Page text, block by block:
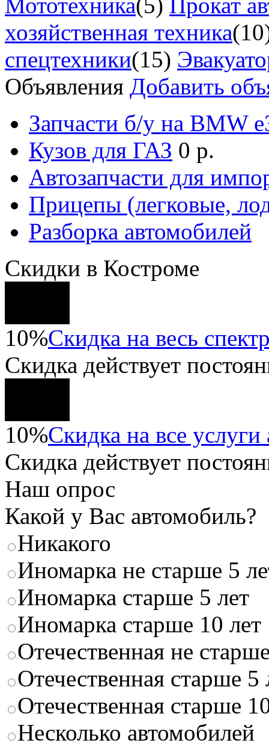
хозяйственная техника
спецтехники(15)
Объявления Добавить
Запчасти б/у на BMW
Кузов для ГАЗ 0 р.
Автозапчасти для
Прицепы (легковые,
Разборка автомобилей
Скидки в Костроме
10%Скидка на весь
Скидка действует
10%Скидка на все
Скидка действует
Наш опрос
Какой у Вас автомобиль?
Никакого
Иномарка не старше 5
Иномарка старше 5 лет
Иномарка старше 10 лет
Отечественная не
Отечественная старше 5
Отечественная старше
Несколько автомобилей